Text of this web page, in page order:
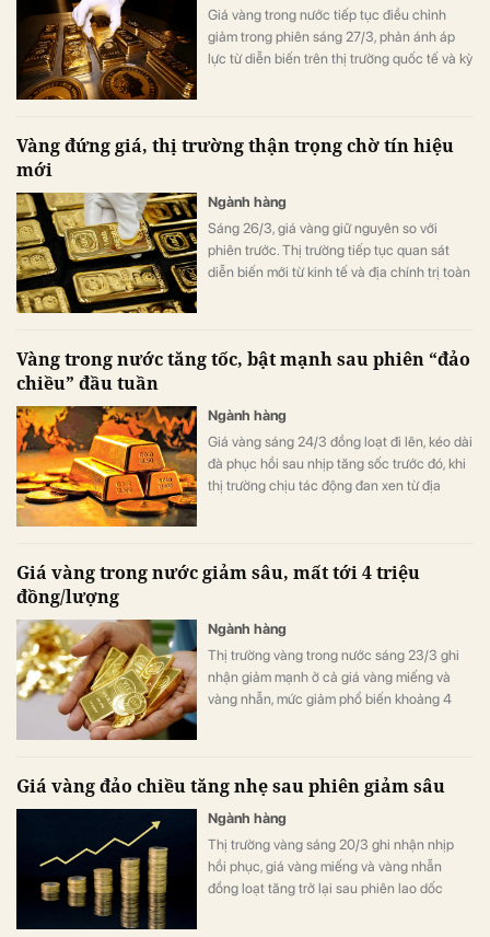
Giá vàng trong nước tiếp tục điều chỉnh
giảm trong phiên sáng 27/3, phản ánh áp
lực từ diễn biến trên thị trường quốc tế và kỳ
Vàng đứng giá, thị trường thận trọng chờ tín hiệu
mới
Ngành hàng
Sáng 26/3, giá vàng giữ nguyên so với
phiên trước. Thị trường tiếp tục quan sát
diễn biến mới từ kinh tế và địa chính trị toàn
Vàng trong nước tăng tốc, bật mạnh sau phiên “đảo
chiều” đầu tuần
Ngành hàng
Giá vàng sáng 24/3 đồng loạt đi lên, kéo dài
đà phục hồi sau nhịp tăng sốc trước đó, khi
thị trường chịu tác động đan xen từ địa
Giá vàng trong nước giảm sâu, mất tới 4 triệu
đồng/lượng
Ngành hàng
Thị trường vàng trong nước sáng 23/3 ghi
nhận giảm mạnh ở cả giá vàng miếng và
vàng nhẫn, mức giảm phổ biến khoảng 4
Giá vàng đảo chiều tăng nhẹ sau phiên giảm sâu
Ngành hàng
Thị trường vàng sáng 20/3 ghi nhận nhịp
hồi phục, giá vàng miếng và vàng nhẫn
đồng loạt tăng trở lại sau phiên lao dốc